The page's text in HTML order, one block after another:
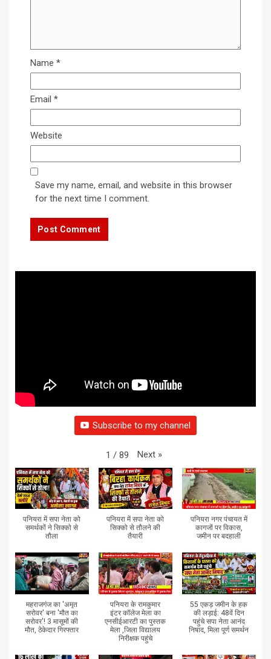
Name *
Email *
Website
Save my name, email, and website in this browser
for the next time I comment.
Subscribe to my channel
1 / 89 Next »
पनियरा में सपा नेता को
समर्थकों ने सिक्को से
तौला
पनियरा में सपा नेता को
सिक्को से तौलने की
तैयारी
पनियरा नगर पंचायत में
कागजों पर विकास,
जमीन पर बदहाली
महराजगंज का 'अमृत
सरोवर' बना 'मौत का
सरोवर'! 3 मासूमों की
मौत, ठेकेदार गिरफ्तार
पनियरा के रामकुमार
इंटर कॉलेज मेला का
एनसीईआरटी का पुस्तक
मेला ,जिला विद्यालय
निरीक्षक पहुंचे
55 एकड़ जमीन के हक
की लड़ाई: 48वें दिन
पहुंचे सपा नेता आनंद
निषाद, मिला पूर्ण समर्थन